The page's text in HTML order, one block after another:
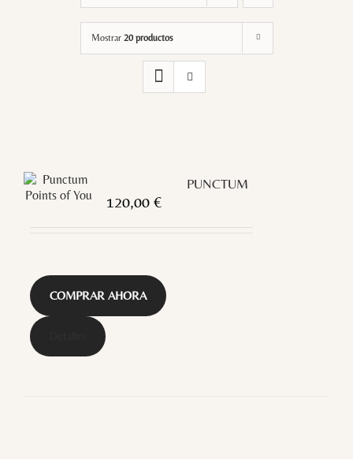
Mostrar 20 productos
PUNCTUM
120,00 €
COMPRAR AHORA